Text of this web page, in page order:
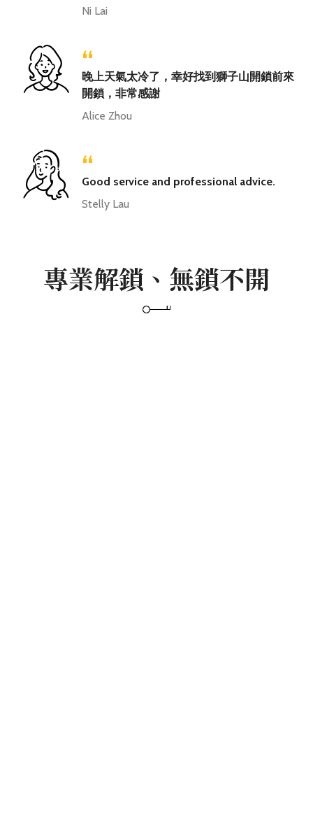
Ni Lai
“
晚上天氣太冷了，幸好找到獅子山開鎖前來
開鎖，非常感謝
Alice Zhou
“
Good service and professional advice.
Stelly Lau
專業解鎖、無鎖不開